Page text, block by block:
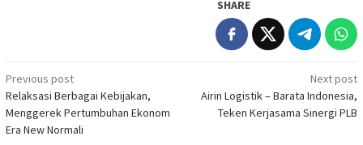
SHARE
Post
navigation
Previous post
Relaksasi Berbagai Kebijakan,
Menggerek Pertumbuhan Ekonom
Era New Normali
Next post
Airin Logistik – Barata Indonesia,
Teken Kerjasama Sinergi PLB